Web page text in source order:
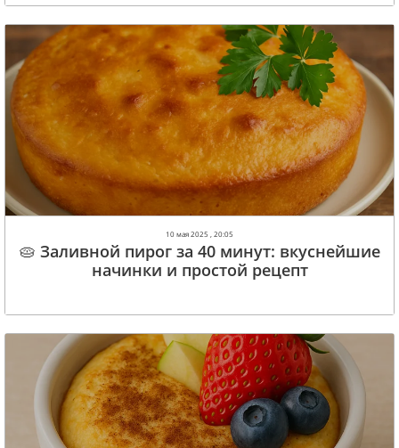
10 мая 2025 , 20:05
🥧 Заливной пирог за 40 минут: вкуснейшие
начинки и простой рецепт